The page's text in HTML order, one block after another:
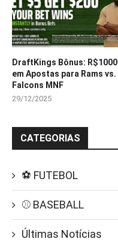
DraftKings Bônus: R$1000
em Apostas para Rams vs.
Falcons MNF
29/12/2025
CATEGORIAS
⚽ FUTEBOL
⚾ BASEBALL
Últimas Notícias